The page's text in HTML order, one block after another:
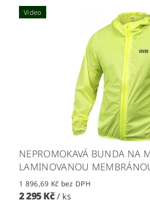
Video
NEPROMOKAVÁ BUNDA NA
LAMINOVANOU
1 896,69 Kč bez DPH
2 295 Kč / ks